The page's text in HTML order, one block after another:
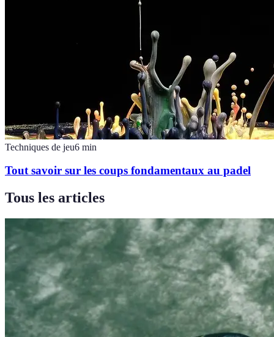
Techniques de jeu6 min
Tout savoir sur les coups fondamentaux au padel
Tous les articles